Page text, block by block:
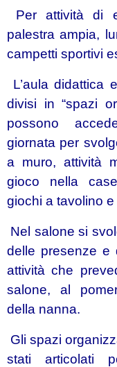
Per attività di
palestra ampia,
campetti sportivi
L’aula didattica
divisi in “spazi
possono
giornata per
a muro, attività
gioco nella
giochi a tavolino
Nel salone si
delle presenze e
attività che
salone, al
della nanna.
Gli spazi
stati articolati